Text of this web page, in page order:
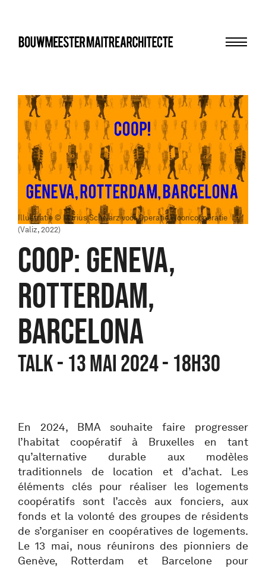
bma
Illustratie © Marius Schwarz voor Operatie Wooncoöperatie
(Valiz, 2022)
COOP: GENEVA,
ROTTERDAM,
BARCELONA
TALK - 13 mai 2024 - 18h30
En 2024, BMA souhaite faire progresser
l’habitat coopératif à Bruxelles en tant
qu’alternative durable aux modèles
traditionnels de location et d’achat. Les
éléments clés pour réaliser les logements
coopératifs sont l’accès aux fonciers, aux
fonds et la volonté des groupes de résidents
de s’organiser en coopératives de logements.
Le 13 mai, nous réunirons des pionniers de
Genève, Rotterdam et Barcelone pour